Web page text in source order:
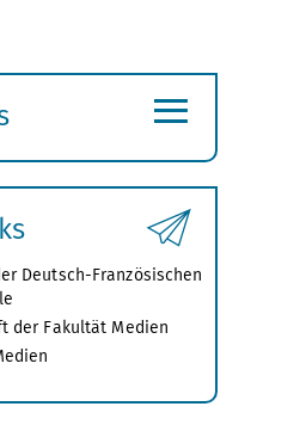
≡
Deutsch-Französischen
der Fakultät Medien